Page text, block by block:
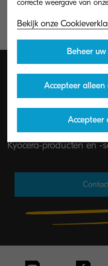
KYOCERA Net Viewer
Neem
Wij helpen u graag
Kyocera-producten en -
Bekijk onze
Beheer
Accepteer alleen
Accepteer